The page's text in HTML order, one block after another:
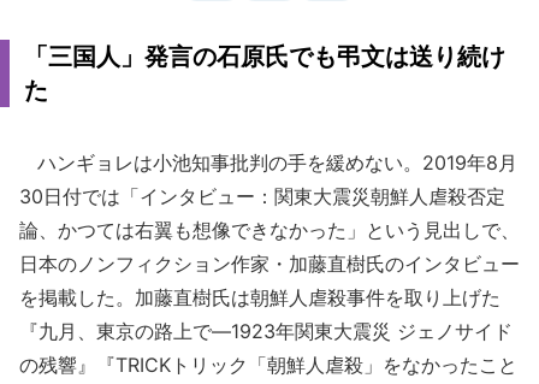
「三国人」発言の石原氏でも弔文は送り続け
た
ハンギョレは小池知事批判の手を緩めない。2019年8月
30日付では「インタビュー：関東大震災朝鮮人虐殺否定
論、かつては右翼も想像できなかった」という見出しで、
日本のノンフィクション作家・加藤直樹氏のインタビュー
を掲載した。加藤直樹氏は朝鮮人虐殺事件を取り上げた
『九月、東京の路上で―1923年関東大震災 ジェノサイド
の残響』『TRICKトリック「朝鮮人虐殺」をなかったこと